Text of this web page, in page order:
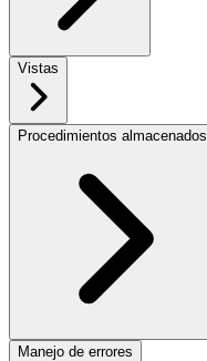
Vistas
Procedimientos almacenados
Manejo de errores